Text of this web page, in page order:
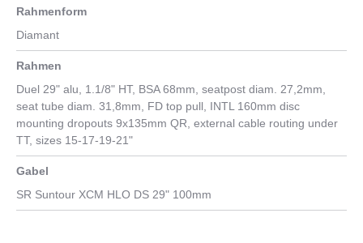
Rahmenform
Diamant
Rahmen
Duel 29" alu, 1.1/8" HT, BSA 68mm, seatpost diam. 27,2mm,
seat tube diam. 31,8mm, FD top pull, INTL 160mm disc
mounting dropouts 9x135mm QR, external cable routing under
TT, sizes 15-17-19-21"
Gabel
SR Suntour XCM HLO DS 29" 100mm